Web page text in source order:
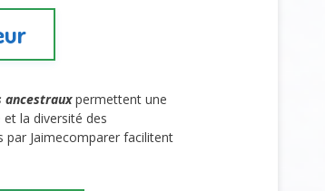
ancestrauxpermettent une
la diversité des
par Jaimecomparer facilitent